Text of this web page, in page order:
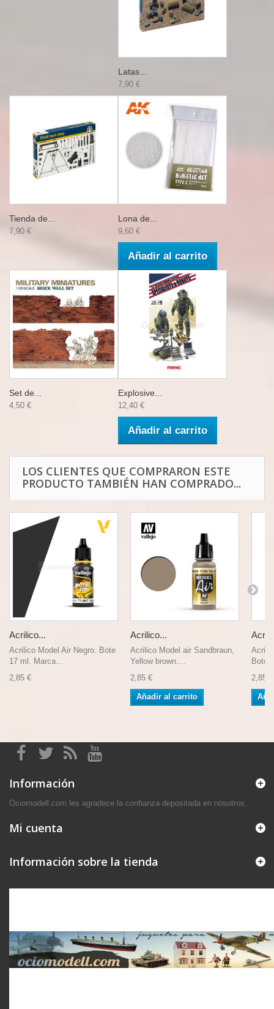
Latas...
7,90 €
Tienda de...
7,90 €
Lona de...
9,60 €
Añadir al carrito
Set de...
4,50 €
Explosive...
12,40 €
Añadir al carrito
LOS CLIENTES QUE COMPRARON ESTE
PRODUCTO TAMBIÉN HAN COMPRADO...
Acrilico...
Acrilico Model Air Negro. Bote
17 ml. Marca...
2,85 €
Acrilico...
Acrilico Model air Sandbraun,
Yellow brown....
2,85 €
Añadir al carrito
Bote
2,85 €
Información
Ociomodell.com les agradece la confianza depositada en nosotros.
Mi cuenta
Información sobre la tienda